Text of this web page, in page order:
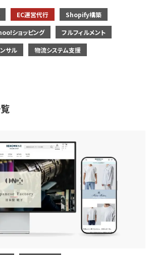
EC運営代行 Shopify構築
ショッピング フルフィルメント
サル 物流システム支援